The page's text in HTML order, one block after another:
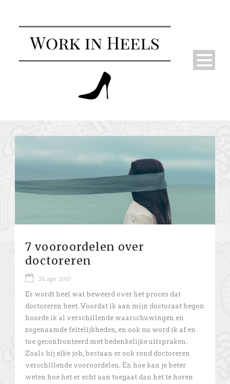
7 vooroordelen over
doctoreren
24 apr 2017
Er wordt heel wat beweerd over het proces dat
doctoreren heet. Voordat ik aan mijn doctoraat begon
hoorde ik al verschillende waarschuwingen en
zogenaamde feitelijkheden, en ook nu word ik af en
toe geconfronteerd met bedenkelijke uitspraken.
Zoals bij elke job, bestaan er ook rond doctoreren
verschillende vooroordelen. En hoe kan je beter
weten hoe het er echt aan toegaat dan het te horen